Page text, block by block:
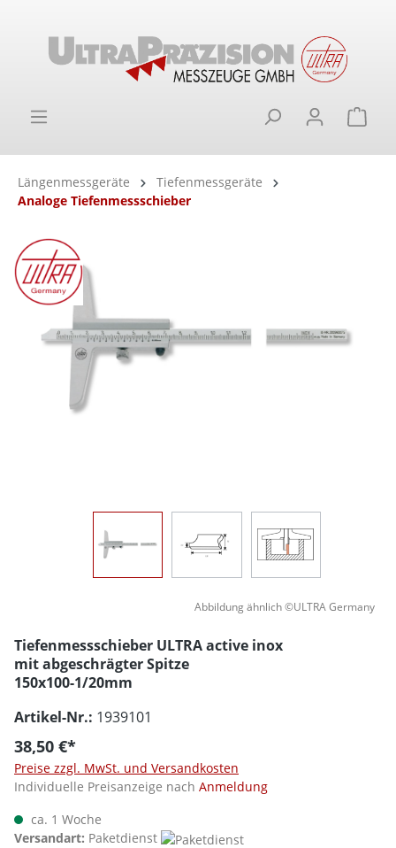
Längenmessgeräte
Tiefenmessgeräte
Analoge Tiefenmessschieber
Bildergalerie überspringen
Abbildung ähnlich ©ULTRA Germany
Tiefenmessschieber ULTRA active inox
mit abgeschrägter Spitze
150x100-1/20mm
Artikel-Nr.: 1939101
38,50 €*
Preise zzgl. MwSt. und Versandkosten
Individuelle Preisanzeige nach Anmeldung
ca. 1 Woche
Versandart: Paketdienst